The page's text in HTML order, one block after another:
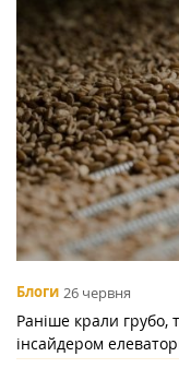
Блоги 26 червня
Раніше крали грубо,
інсайдером